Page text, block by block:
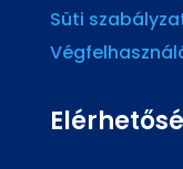
Süti